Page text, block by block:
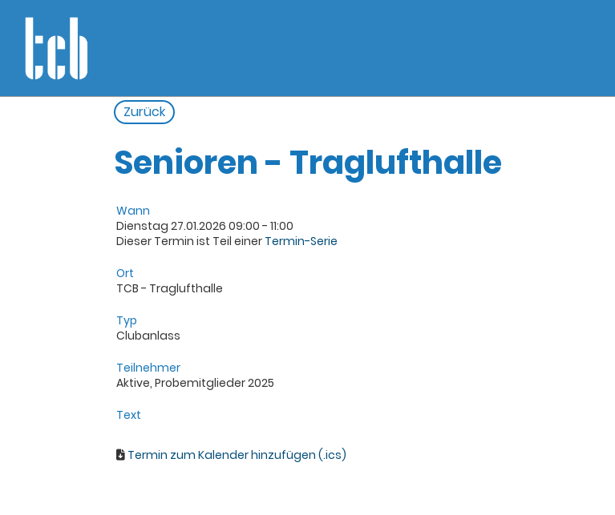
Zurück
Senioren - Traglufthalle
Wann
Dienstag 27.01.2026 09:00 - 11:00
Dieser Termin ist Teil einer Termin-Serie
Ort
TCB - Traglufthalle
Typ
Clubanlass
Teilnehmer
Aktive, Probemitglieder 2025
Text
Termin zum Kalender hinzufügen (.ics)